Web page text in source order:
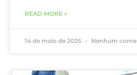
READ MORE »
14 de maio de 2025 Nenhum